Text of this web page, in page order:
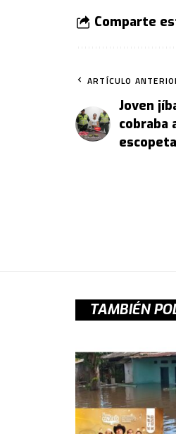
Comparte
ARTÍCULO
Joven
cobraba
escopeta
TAMBIÉN